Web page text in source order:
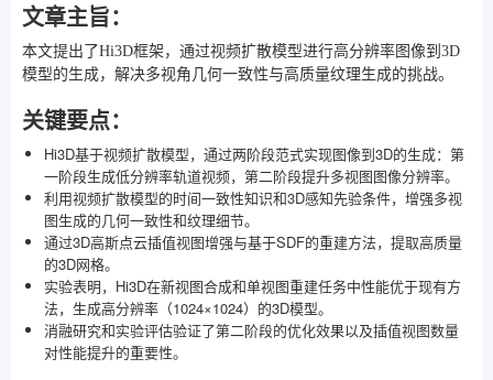
文章主旨：
本文提出了Hi3D框架，通过视频扩散模型进行高分辨率图像到3D
模型的生成，解决多视角几何一致性与高质量纹理生成的挑战。
关键要点：
Hi3D基于视频扩散模型，通过两阶段范式实现图像到3D的生成：第
一阶段生成低分辨率轨道视频，第二阶段提升多视图图像分辨率。
利用视频扩散模型的时间一致性知识和3D感知先验条件，增强多视
图生成的几何一致性和纹理细节。
通过3D高斯点云插值视图增强与基于SDF的重建方法，提取高质量
的3D网格。
实验表明，Hi3D在新视图合成和单视图重建任务中性能优于现有方
法，生成高分辨率（1024×1024）的3D模型。
消融研究和实验评估验证了第二阶段的优化效果以及插值视图数量
对性能提升的重要性。